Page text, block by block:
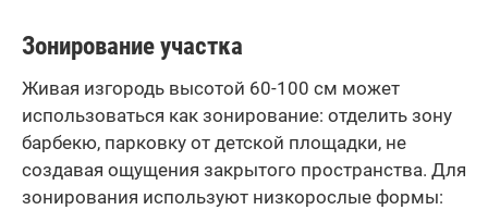
Зонирование участка
Живая изгородь высотой 60-100 см может
использоваться как зонирование: отделить зону
барбекю, парковку от детской площадки, не
создавая ощущения закрытого пространства. Для
зонирования используют низкорослые формы: